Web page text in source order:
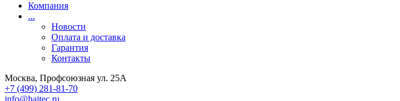
Компания
...
Новости
Оплата и доставка
Гарантия
Контакты
Москва, Профсоюзная ул. 25А
+7 (499) 281-81-70
info@haitec.ru